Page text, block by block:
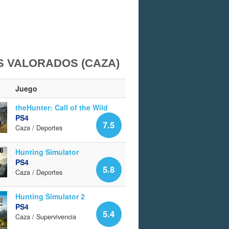
VALORADOS (CAZA)
Juego
theHunter: Call of the Wild
7.5
PS4
Caza / Deportes
Hunting Simulator
5.8
PS4
Caza / Deportes
Hunting Simulator 2
5.4
PS4
Caza / Supervivencia